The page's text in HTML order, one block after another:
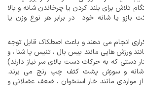
تلاش برای بلند کردن یا چرخاندن شانه و بالا
بازو یا شانه خود در برابر هر نوع وزن یا
انجام می دهند و باعث اصطکاک قابل توجه
ورزش هایی مانند بیس بال ، تنیس یا شنا ، و
دستی که به حرکات دست بالای سر نیاز دارند)
شانه و سوزش پشت کتف چپ رنج می برند.
مواردی مانند خار استخوان ، ضعف عضلانی و